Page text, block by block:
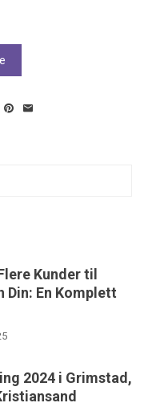
Kunder til
Din: En Komplett
2024 i Grimstad,